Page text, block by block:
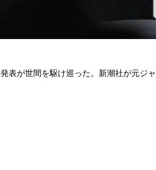
表が世間を駆け巡った。新潮社が元ジ